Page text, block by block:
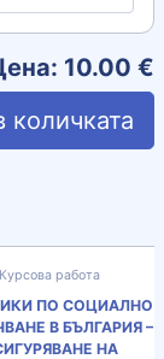
10.00 €
количката
Курсова работа
ПО СОЦИАЛНО
В БЪЛГАРИЯ –
НА